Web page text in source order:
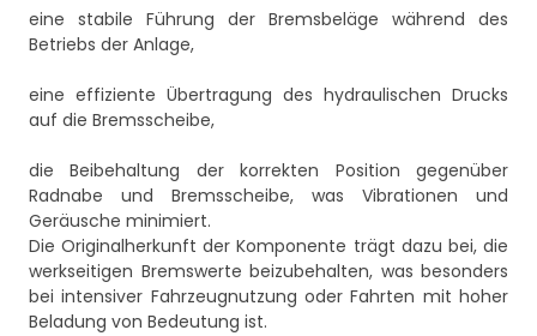
eine stabile Führung der Bremsbeläge während des
Betriebs der Anlage,
eine effiziente Übertragung des hydraulischen Drucks
auf die Bremsscheibe,
die Beibehaltung der korrekten Position gegenüber
Radnabe und Bremsscheibe, was Vibrationen und
Geräusche minimiert.
Die Originalherkunft der Komponente trägt dazu bei, die
werkseitigen Bremswerte beizubehalten, was besonders
bei intensiver Fahrzeugnutzung oder Fahrten mit hoher
Beladung von Bedeutung ist.